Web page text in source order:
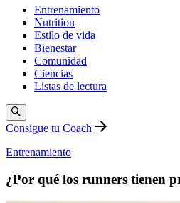
Entrenamiento
Nutrition
Estilo de vida
Bienestar
Comunidad
Ciencias
Listas de lectura
Consigue tu Coach
Entrenamiento
¿Por qué los runners tienen